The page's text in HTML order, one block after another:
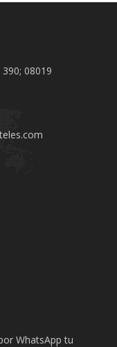
08019
WhatsApp tu